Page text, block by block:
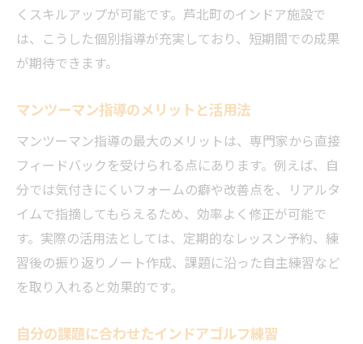
くスキルアップが可能です。芦北町のインドア施設で
は、こうした個別指導が充実しており、短期間での成果
が期待できます。
マンツーマン指導のメリットと活用法
マンツーマン指導の最大のメリットは、専門家から直接
フィードバックを受けられる点にあります。例えば、自
分では気付きにくいフォームの癖や改善点を、リアルタ
イムで指摘してもらえるため、効率よく修正が可能で
す。実際の活用法としては、定期的なレッスン予約、練
習後の振り返りノート作成、課題に沿った自主練習など
を取り入れると効果的です。
自分の課題に合わせたインドアゴルフ練習